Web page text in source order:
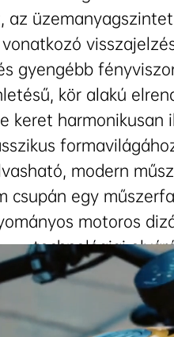
az
gyengébb
kör alakú
keret harmonikusan
modern
csupán egy
motoros
technológiai